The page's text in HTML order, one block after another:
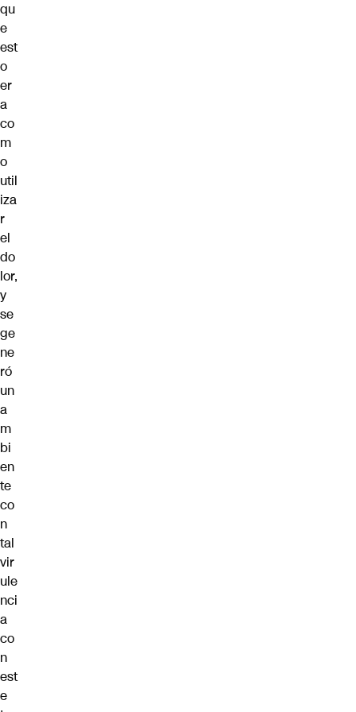
qu
e
est
o
er
a
co
m
o
util
iza
r
el
do
lor,
y
se
ge
ne
ró
un
a
m
bi
en
te
co
n
tal
vir
ule
nci
a
co
n
est
e